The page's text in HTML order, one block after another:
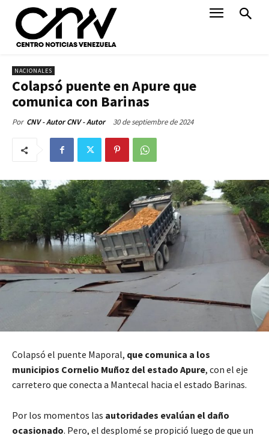
NACIONALES
Colapsó puente en Apure que
comunica con Barinas
Por CNV - Autor CNV - Autor 30 de septiembre de 2024
Colapsó el puente Maporal, que comunica a los
municipios Cornelio Muñoz del estado Apure, con el eje
carretero que conecta a Mantecal hacia el estado Barinas.
Por los momentos las autoridades evalúan el daño
ocasionado. Pero, el desplomé se propició luego de que un